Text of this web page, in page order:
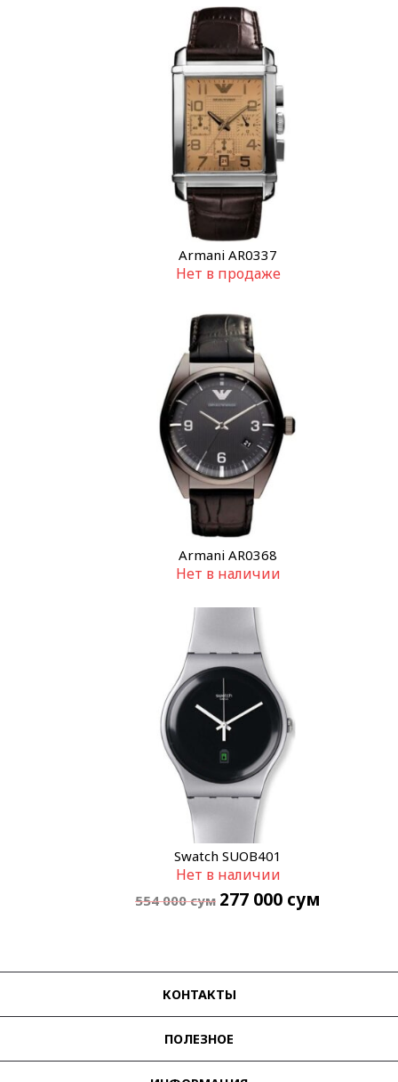
Armani AR0337
Нет в продаже
Armani AR0368
Нет в наличии
Swatch SUOB401
Нет в наличии
554 000сум 277 000 сум
КОНТАКТЫ
ПОЛЕЗНОЕ